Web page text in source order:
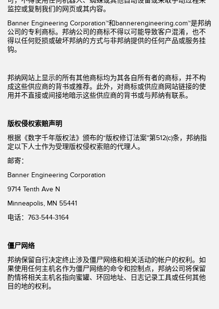
监控或复制我们的网页或其内容。
Banner Engineering Corporation™和bannerengineering.com™是邦纳
公司的专利商标。邦纳公司的商标不得以可能导致客户混淆，也不
得以任何贬损或破坏邦纳的方式与非邦纳提供的任何产品或服务挂
钩。
邦纳网站上显示的所有其他商标均为其各自所有者的商标，并不构
成这些供应商的背书或推荐。此外，对商标或供应商网站链接的使
用并不直接或间接地暗示这些供应商的背书或与邦纳有联系。
版权侵权索赔声明
根据《数字千年版权法》颁布的“版权修订法案”第512(c)条，邦纳指
定以下人士作为受理版权侵权索赔的代理人。
邮寄：
Banner Engineering Corporation
9714 Tenth Ave N
Minneapolis, MN 55441
电话：763-544-3164
僵尸网络
邦纳保留自行决定终止涉及僵尸网络和相关活动的帐户的权利。如
果使用任何主机名作为僵尸网络的命令和控制点，邦纳公司将保留
酌情将相关主机名指向蜜罐、环回地址、日志记录工具或任何其他
目的地的权利。